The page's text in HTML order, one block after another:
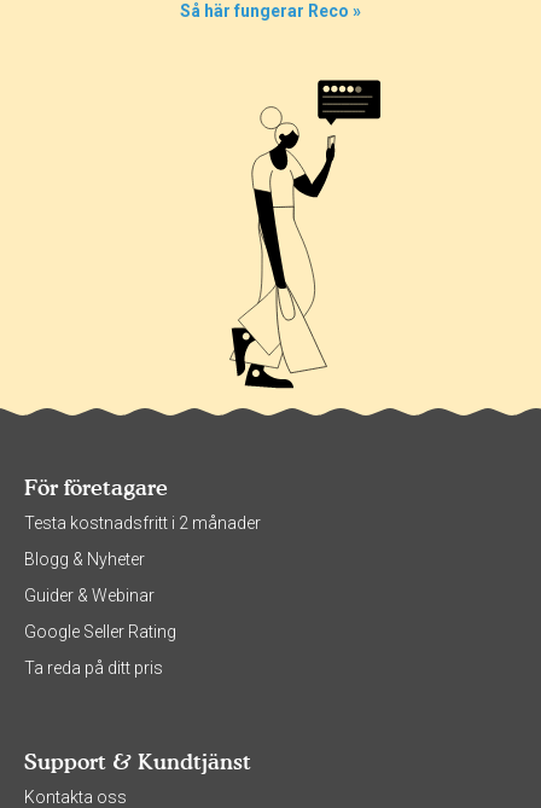
Så här fungerar Reco »
För företagare
Testa kostnadsfritt i 2 månader
Blogg & Nyheter
Guider & Webinar
Google Seller Rating
Ta reda på ditt pris
Support & Kundtjänst
Kontakta oss